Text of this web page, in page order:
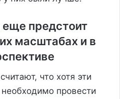
предстоит
масштабах и в
что хотя эти
провести